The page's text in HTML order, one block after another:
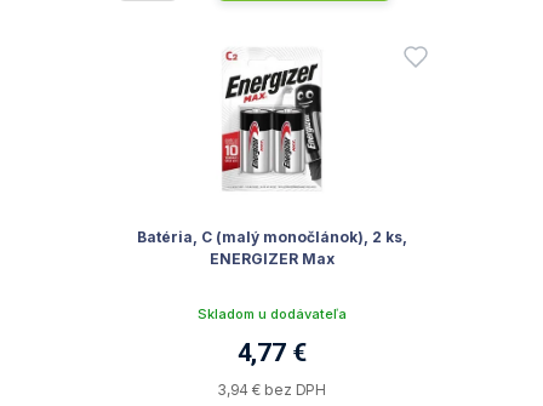
Batéria, C (malý monočlánok), 2 ks,
ENERGIZER Max
Skladom u dodávateľa
4,77 €
3,94 € bez DPH